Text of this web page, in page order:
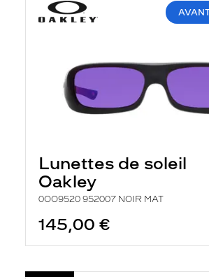
Lunettes de soleil
Oakley
0OO9520 952007 NOIR MAT
145,00 €